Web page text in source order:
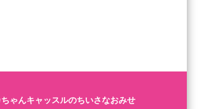
ちゃんキャッスルのちいさなおみせ